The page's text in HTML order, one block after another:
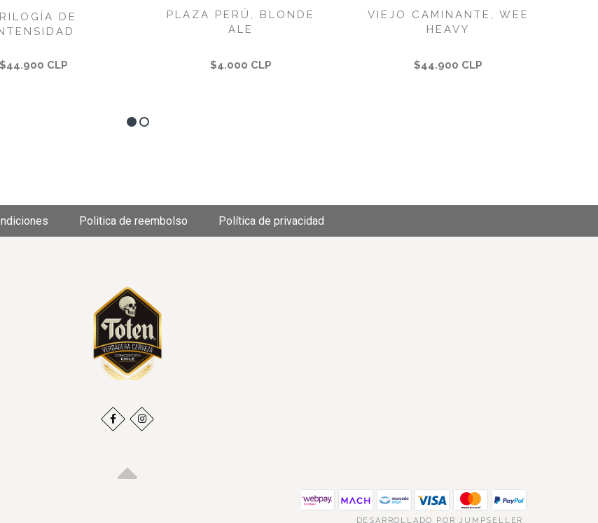
DE
$44.900 CLP
PLAZA PERÚ, BLONDE
ALE
$4.000 CLP
VIEJO CAMINANTE, WEE
HEAVY
$44.900 CLP
Politica de reembolso Política de privacidad
DESARROLLADO POR JUMPSELLER .